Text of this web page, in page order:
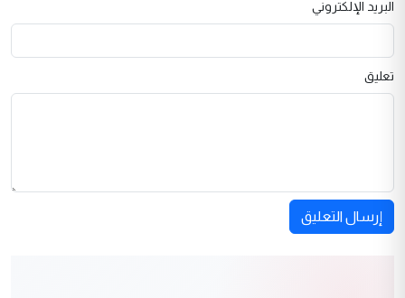
البريد الإلكتروني
تعليق
إرسال التعليق